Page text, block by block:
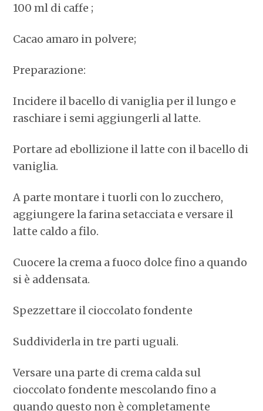
100 ml di caffe ;
Cacao amaro in polvere;
Preparazione:
Incidere il bacello di vaniglia per il lungo e
raschiare i semi aggiungerli al latte.
Portare ad ebollizione il latte con il bacello di
vaniglia.
A parte montare i tuorli con lo zucchero,
aggiungere la farina setacciata e versare il
latte caldo a filo.
Cuocere la crema a fuoco dolce fino a quando
si è addensata.
Spezzettare il cioccolato fondente
Suddividerla in tre parti uguali.
Versare una parte di crema calda sul
cioccolato fondente mescolando fino a
quando questo non è completamente